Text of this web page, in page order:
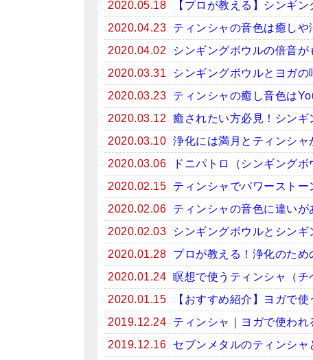
2020.05.18
【プロが教える】シンギ
2020.04.23
ティンシャの音色は癒し
2020.04.02
シンギングボウルの倍音
2020.03.31
シンギングボウルとヨガ
2020.03.23
ティンシャの癒し音色は
2020.03.12
癒されたい方必見！シン
2020.03.10 浄化には満月とティンシャ
2020.03.06
ドニパトロ（シンギング
2020.02.15
ティンシャでパワーストー
2020.02.06
ティンシャの音色に違い
2020.02.03
シンギングボウルとシンギ
2020.01.28
プロが教える！浄化のため
2020.01.24 瞑想で使うティンシャ（チ
2020.01.15
【おすすめ紹介】ヨガで
2019.12.24
ティンシャ｜ヨガで使われ
2019.12.16
セブンメタルのティンシ